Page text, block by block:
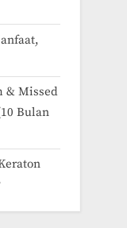
& Missed
Bulan